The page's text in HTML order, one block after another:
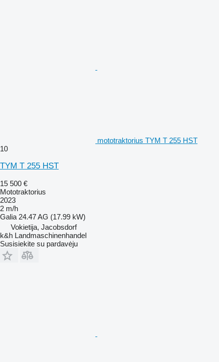
mototraktorius TYM T 255 HST
10
TYM T 255 HST
15 500 €
Mototraktorius
2023
2 m/h
Galia 24.47 AG (17.99 kW)
Vokietija, Jacobsdorf
k&h Landmaschinenhandel
Susisiekite su pardavėju